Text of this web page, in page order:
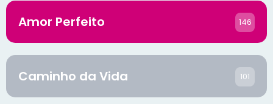
Amor Perfeito 146
Caminho da Vida 101